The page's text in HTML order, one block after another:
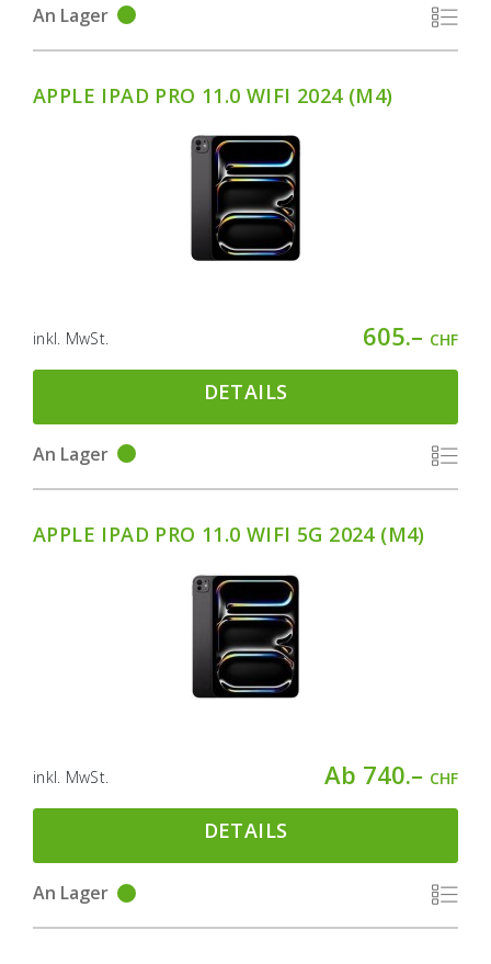
An Lager
APPLE IPAD PRO 11.0 WIFI 2024 (M4)
inkl. MwSt. 605.– CHF
DETAILS
An Lager
APPLE IPAD PRO 11.0 WIFI 5G 2024 (M4)
inkl. MwSt. Ab 740.– CHF
DETAILS
An Lager